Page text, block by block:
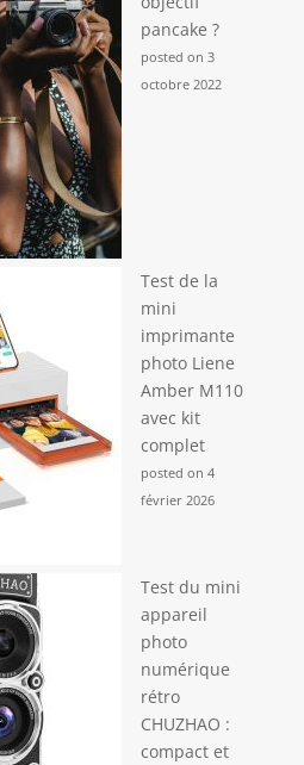
pancake ?
posted on 3
octobre 2022
Test de la
mini
imprimante
photo Liene
Amber M110
avec kit
complet
posted on 4
février 2026
Test du mini
appareil
photo
numérique
rétro
CHUZHAO :
compact et